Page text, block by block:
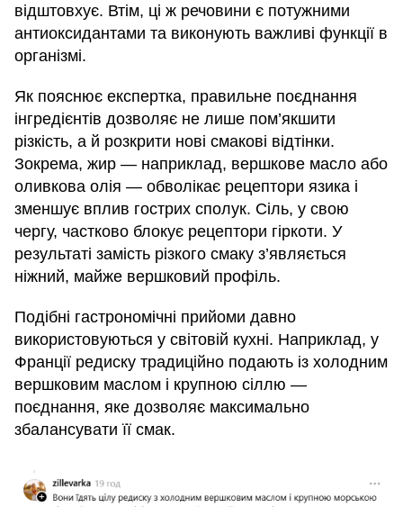
відштовхує. Втім, ці ж речовини є потужними
антиоксидантами та виконують важливі функції в
організмі.
Як пояснює експертка, правильне поєднання
інгредієнтів дозволяє не лише пом’якшити
різкість, а й розкрити нові смакові відтінки.
Зокрема, жир — наприклад, вершкове масло або
оливкова олія — обволікає рецептори язика і
зменшує вплив гострих сполук. Сіль, у свою
чергу, частково блокує рецептори гіркоти. У
результаті замість різкого смаку з’являється
ніжний, майже вершковий профіль.
Подібні гастрономічні прийоми давно
використовуються у світовій кухні. Наприклад, у
Франції редиску традиційно подають із холодним
вершковим маслом і крупною сіллю —
поєднання, яке дозволяє максимально
збалансувати її смак.